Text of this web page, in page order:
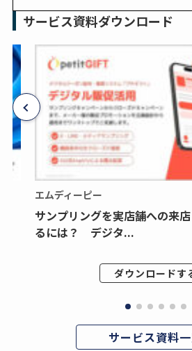
サービス資料ダウンロード
エムディーピー
サンプリングを実店舗への来
るには？ デジタ...
ダウンロードす
サービス資料